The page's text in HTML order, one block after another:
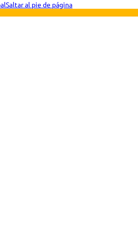
Saltar al pie de página